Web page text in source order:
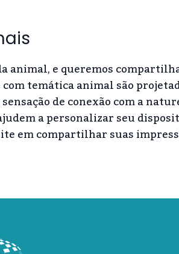
animal, e queremos
com temática animal são
de conexão com a
a personalizar seu
em compartilhar suas